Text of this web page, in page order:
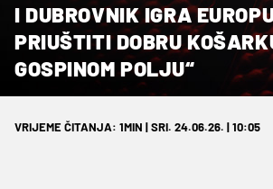
I DUBROVNIK IGRA
PRIUŠTITI DOBRU
GOSPINOM POLJU“
VRIJEME ČITANJA: 1MIN | SRI. 24.06.26. | 10:05